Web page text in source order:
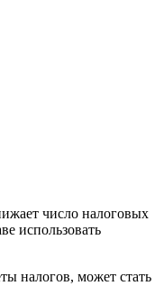
число налоговых
использовать
налогов, может стать